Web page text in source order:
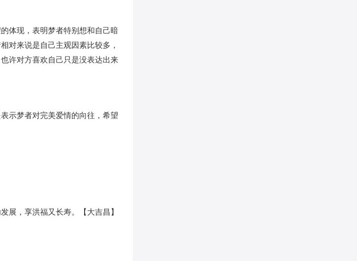
体现，表明梦者特别想和自己暗
对来说是自己主观因素比较多，
许对方喜欢自己只是没表达出来
示梦者对完美爱情的向往，希望
展，享洪福又长寿。【大吉昌】